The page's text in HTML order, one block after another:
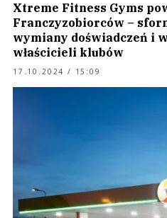
Xtreme Fitness Gyms
Franczyzobiorców –
wymiany doświadczeń i
właścicieli klubów
17.10.2024 / 15:09